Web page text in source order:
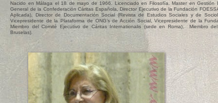
Nacido en Málaga el 18 de mayo de 1966. Licenciado en Filosofía. Master en Gestión
General de la Confederación Cáritas Española, Director Ejecutivo de la Fundación
Aplicada), Director de Documentación Social (Revista de Estudios Sociales y de
Vicepresidente de la Plataforma de ONG’s de Acción Social, Vicepresidente de la
Miembro del Comité Ejecutivo de Cáritas Internationalis (sede en Roma), Miembro
Bruselas).